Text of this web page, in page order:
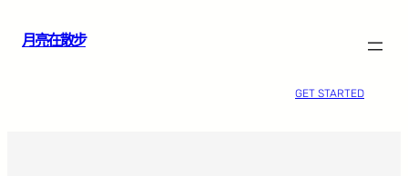
月亮在散步
GET STARTED